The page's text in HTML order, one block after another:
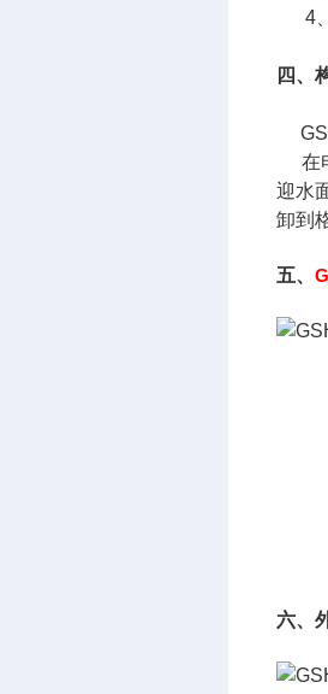
4、
四、
在
迎水
卸到
五、
六、